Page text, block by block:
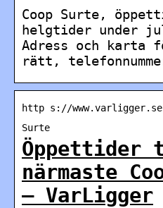
Coop Surte,
helgtider under
Adress och
rätt,
http s://
Surte
närmaste
– VarLigger